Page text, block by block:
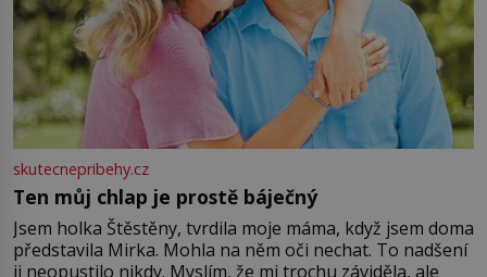
skutecnepribehy.cz
Ten můj chlap je prostě báječný
Jsem holka Štěstěny, tvrdila moje máma, když jsem doma
představila Mirka. Mohla na něm oči nechat. To nadšení
ji neopustilo nikdy. Myslím, že mi trochu záviděla, ale